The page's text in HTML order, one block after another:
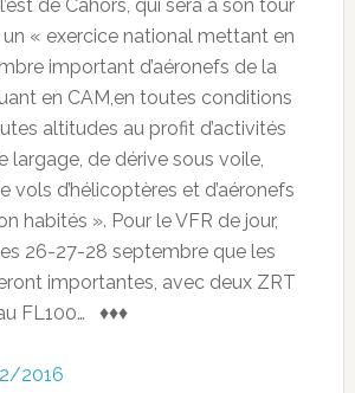
de Cahors, qui sera à son tour
« exercice national mettant en
important d’aéronefs de la
en CAM,en toutes conditions
altitudes au profit d’activités
largage, de dérive sous voile,
vols d’hélicoptères et d’aéronefs
habités ». Pour le VFR de jour,
26-27-28 septembre que les
importantes, avec deux ZRT
FL100… ♦♦♦
2016